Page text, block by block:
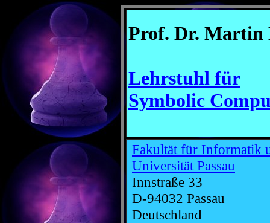
Prof. Dr. Martin
Lehrstuhl für
Symbolic
Fakultät für Informatik
Universität Passau
Innstraße 33
D-94032 Passau
Deutschland